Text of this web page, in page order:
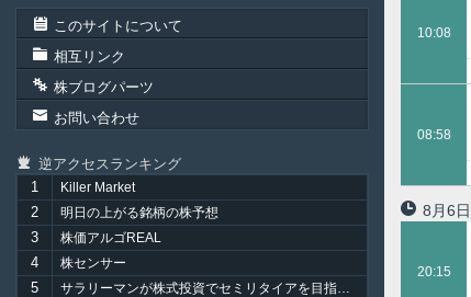
このサイトについて
相互リンク
株ブログパーツ
お問い合わせ
逆アクセスランキング
1
Killer Market
2 明日の上がる銘柄の株予想
3 株価アルゴREAL
4 株センサー
5 サラリーマンが株式投資でセミリタイアを目指してみました。
10:08
08:58
8月6日
20:15